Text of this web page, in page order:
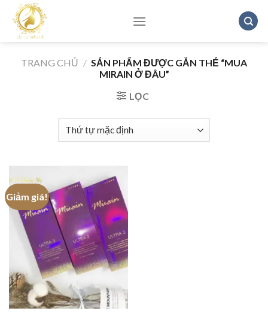
content
TRANG CHỦ / SẢN PHẨM ĐƯỢC GẮN THẺ “MUA
MIRAIN Ở ĐÂU”
LỌC
Giảm giá!